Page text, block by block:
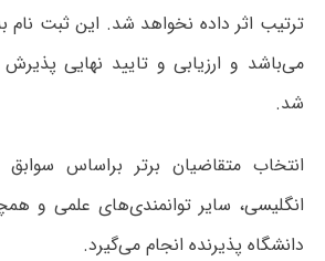
ترتیب اثر داده نخواهد شد. این ثبت نام
می‌باشد و ارزیابی و تایید نهایی پذیرش
شد.
انتخاب متقاضیان برتر براساس سوابق
انگلیسی، سایر توانمندی‌های علمی و
دانشگاه پذیرنده انجام می‌گیرد.